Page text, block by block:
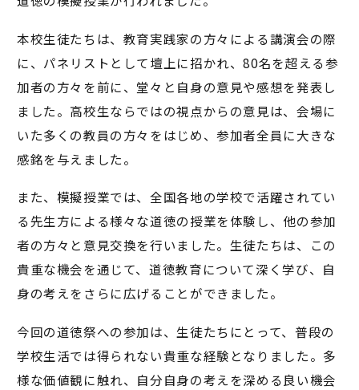
本校生徒たちは、教育実践家の方々による講演会の際
に、パネリストとして壇上に招かれ、80名を超える参
加者の方々を前に、堂々と自身の意見や感想を発表し
ました。高校生ならではの視点からの意見は、会場に
いた多くの教員の方々をはじめ、参加者全員に大きな
感銘を与えました。
また、模擬授業では、全国各地の学校で活躍されてい
る先生方による様々な道徳の授業を体験し、他の参加
者の方々と意見交換を行いました。生徒たちは、この
貴重な機会を通じて、道徳教育について深く学び、自
身の考えをさらに広げることができました。
今回の道徳祭への参加は、生徒たちにとって、普段の
学校生活では得られない貴重な経験となりました。多
様な価値観に触れ、自分自身の考えを深める良い機会